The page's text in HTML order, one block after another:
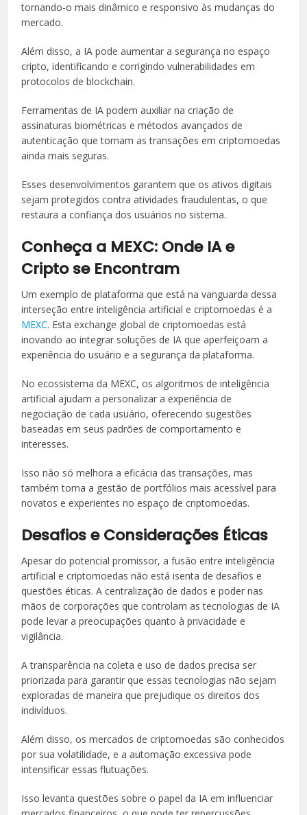
tornando-o mais dinâmico e responsivo às mudanças do
mercado.
Além disso, a IA pode aumentar a segurança no espaço
cripto, identificando e corrigindo vulnerabilidades em
protocolos de blockchain.
Ferramentas de IA podem auxiliar na criação de
assinaturas biométricas e métodos avançados de
autenticação que tornam as transações em criptomoedas
ainda mais seguras.
Esses desenvolvimentos garantem que os ativos digitais
sejam protegidos contra atividades fraudulentas, o que
restaura a confiança dos usuários no sistema.
Conheça a MEXC: Onde IA e
Cripto se Encontram
Um exemplo de plataforma que está na vanguarda dessa
interseção entre inteligência artificial e criptomoedas é a
MEXC. Esta exchange global de criptomoedas está
inovando ao integrar soluções de IA que aperfeiçoam a
experiência do usuário e a segurança da plataforma.
No ecossistema da MEXC, os algoritmos de inteligência
artificial ajudam a personalizar a experiência de
negociação de cada usuário, oferecendo sugestões
baseadas em seus padrões de comportamento e
interesses.
Isso não só melhora a eficácia das transações, mas
também torna a gestão de portfólios mais acessível para
novatos e experientes no espaço de criptomoedas.
Desafios e Considerações Éticas
Apesar do potencial promissor, a fusão entre inteligência
artificial e criptomoedas não está isenta de desafios e
questões éticas. A centralização de dados e poder nas
mãos de corporações que controlam as tecnologias de IA
pode levar a preocupações quanto à privacidade e
vigilância.
A transparência na coleta e uso de dados precisa ser
priorizada para garantir que essas tecnologias não sejam
exploradas de maneira que prejudique os direitos dos
indivíduos.
Além disso, os mercados de criptomoedas são conhecidos
por sua volatilidade, e a automação excessiva pode
intensificar essas flutuações.
Isso levanta questões sobre o papel da IA em influenciar